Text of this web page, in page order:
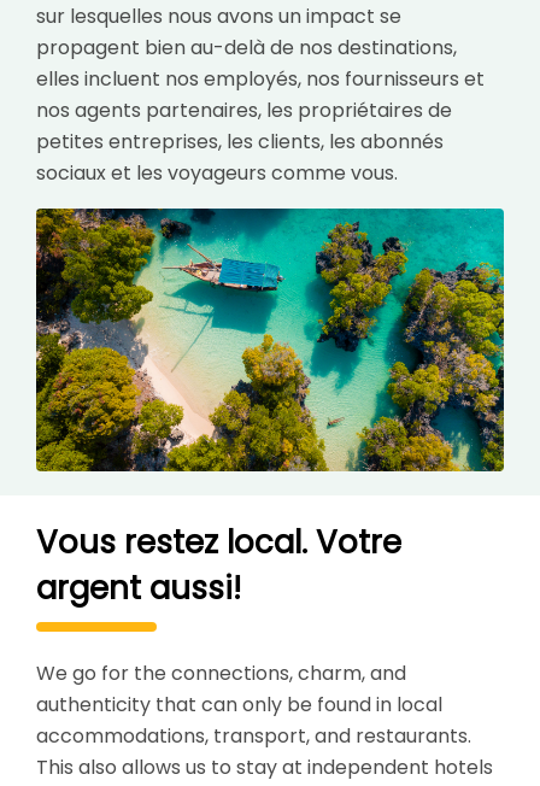
sur lesquelles nous avons un impact se
propagent bien au-delà de nos destinations,
elles incluent nos employés, nos fournisseurs et
nos agents partenaires, les propriétaires de
petites entreprises, les clients, les abonnés
sociaux et les voyageurs comme vous.
Vous restez local. Votre
argent aussi!
We go for the connections, charm, and
authenticity that can only be found in local
accommodations, transport, and restaurants.
This also allows us to stay at independent hotels